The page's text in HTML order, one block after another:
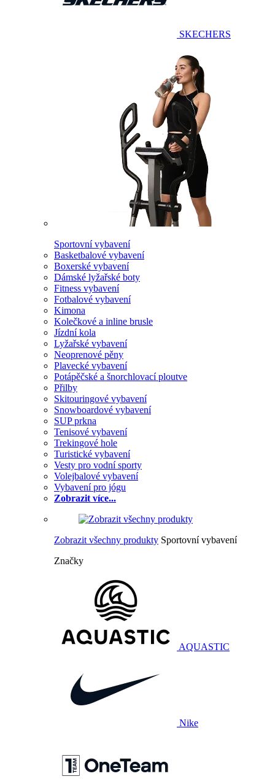
SKECHERS
Sportovní vybavení
Basketbalové vybavení
Boxerské vybavení
Dámské lyžařské boty
Fitness vybavení
Fotbalové vybavení
Kimona
Kolečkové a inline brusle
Jízdní kola
Lyžařské vybavení
Neoprenové pěny
Plavecké vybavení
Potápěčské a šnorchlovací ploutve
Přilby
Skitouringové vybavení
Snowboardové vybavení
SUP prkna
Tenisové vybavení
Trekingové hole
Turistické vybavení
Vesty pro vodní sporty
Volejbalové vybavení
Vybavení pro jógu
Zobrazit více...
Zobrazit všechny produkty Sportovní vybavení
Značky
AQUASTIC
Nike